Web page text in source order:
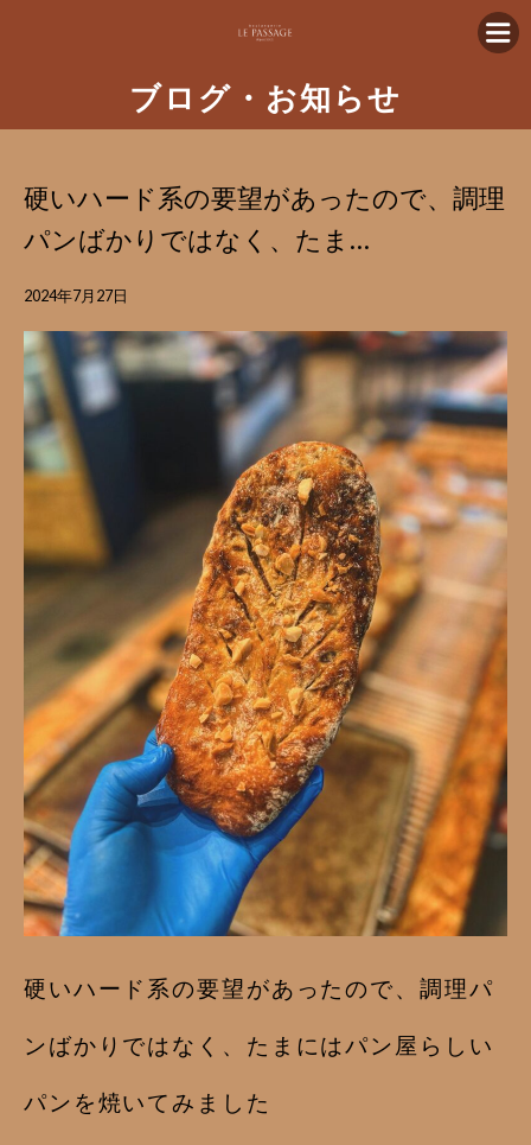
ブログ・お知らせ
硬いハード系の要望があったので、調理
パンばかりではなく、たま…
2024年7月27日
硬いハード系の要望があったので、調理パ
ンばかりではなく、たまにはパン屋らしい
パンを焼いてみました